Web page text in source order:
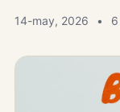
14-may, 2026